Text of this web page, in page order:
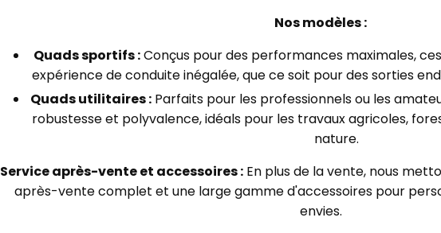
Nos modèles :
Quads sportifs :Conçus pour des performances maximales,
expérience de conduite inégalée, que ce soit pour des sorties
Quads utilitaires :Parfaits pour les professionnels ou les
robustesse et polyvalence, idéals pour les travaux agricoles,
nature.
Service après-vente et accessoires : En plus de la vente, nous
après-vente complet et une large gamme d'accessoires pour
envies.